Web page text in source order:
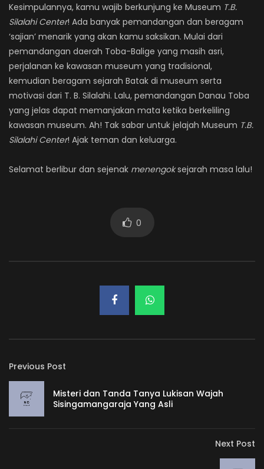
Kesimpulannya, kamu wajib berkunjung ke Museum T.B.
Silalahi Center! Ada banyak pemandangan dan beragam
‘sajian’ menarik yang akan kamu saksikan. Mulai dari
pemandangan daerah Toba-Balige yang masih asri,
perjalanan ke kawasan museum yang tradisional,
kemudian beragam sejarah Batak di museum serta
motivasi dari T. B. Silalahi. Lalu, pemandangan Danau Toba
yang jelas dapat memanjakan mata ketika berkeliling
kawasan museum. Ah! Tak sabar untuk jelajah Museum T.B.
Silalahi Center! Ajak teman dan keluarga.
Selamat berlibur dan sejenak menengoksejarah masa lalu!
0
Previous Post
Misteri dan Tanda Tanya Lukisan Wajah
Sisingamangaraja Yang Asli
Next Post